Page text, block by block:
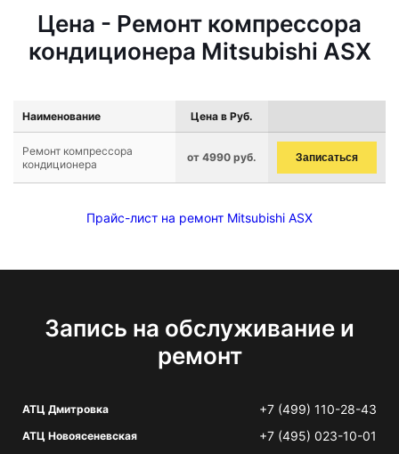
Цена - Ремонт компрессора
кондиционера Mitsubishi ASX
Наименование Цена в Руб.
Ремонт компрессора
кондиционера
от 4990 руб. Записаться
Прайс-лист на ремонт Mitsubishi ASX
Запись на обслуживание и
ремонт
АТЦ Дмитровка +7 (499) 110-28-43
АТЦ Новоясеневская +7 (495) 023-10-01